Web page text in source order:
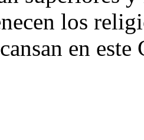
los
en este